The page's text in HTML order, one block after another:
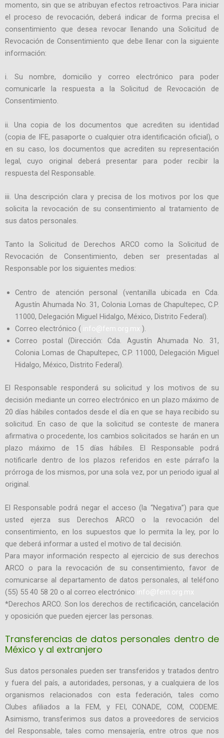
momento, sin que se atribuyan efectos retroactivos. Para iniciar
el proceso de revocación, deberá indicar de forma precisa el
consentimiento que desea revocar llenando una Solicitud de
Revocación de Consentimiento que debe llenar con la siguiente
información:
i. Su nombre, domicilio y correo electrónico para poder
comunicarle la respuesta a la Solicitud de Revocación de
Consentimiento.
ii. Una copia de los documentos que acrediten su identidad
(copia de IFE, pasaporte o cualquier otra identificación oficial), o
en su caso, los documentos que acrediten su representación
legal, cuyo original deberá presentar para poder recibir la
respuesta del Responsable.
iii. Una descripción clara y precisa de los motivos por los que
solicita la revocación de su consentimiento al tratamiento de
sus datos personales.
Tanto la Solicitud de Derechos ARCO como la Solicitud de
Revocación de Consentimiento, deben ser presentadas al
Responsable por los siguientes medios:
Centro de atención personal (ventanilla ubicada en Cda.
Agustín Ahumada No. 31, Colonia Lomas de Chapultepec, C.P.
11000, Delegación Miguel Hidalgo, México, Distrito Federal).
Correo electrónico ( info@fem.org.mx ).
Correo postal (Dirección: Cda. Agustín Ahumada No. 31,
Colonia Lomas de Chapultepec, C.P. 11000, Delegación Miguel
Hidalgo, México, Distrito Federal).
El Responsable responderá su solicitud y los motivos de su
decisión mediante un correo electrónico en un plazo máximo de
20 días hábiles contados desde el día en que se haya recibido su
solicitud. En caso de que la solicitud se conteste de manera
afirmativa o procedente, los cambios solicitados se harán en un
plazo máximo de 15 días hábiles. El Responsable podrá
notificarle dentro de los plazos referidos en este párrafo la
prórroga de los mismos, por una sola vez, por un periodo igual al
original.
El Responsable podrá negar el acceso (la “Negativa”) para que
usted ejerza sus Derechos ARCO o la revocación del
consentimiento, en los supuestos que lo permita la ley, por lo
que deberá informar a usted el motivo de tal decisión.
Para mayor información respecto al ejercicio de sus derechos
ARCO o para la revocación de su consentimiento, favor de
comunicarse al departamento de datos personales, al teléfono
(55) 55 40 58 20 o al correo electrónico info@fem.org.mx
*Derechos ARCO. Son los derechos de rectificación, cancelación
y oposición que pueden ejercer las personas.
Transferencias de datos personales dentro de
México y al extranjero
Sus datos personales pueden ser transferidos y tratados dentro
y fuera del país, a autoridades, personas, y a cualquiera de los
organismos relacionados con esta federación, tales como
Clubes afiliados a la FEM, y FEI, CONADE, COM, CODEME.
Asimismo, transferimos sus datos a proveedores de servicios
del Responsable, tales como mensajería, entre otros que nos